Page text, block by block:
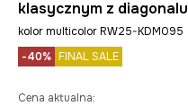
klasycznym z diagonalu
kolor multicolor RW25-KDM095
-40% FINAL SALE
Cena aktualna: